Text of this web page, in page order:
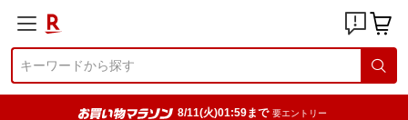
8/11(火)01:59まで 要エントリー